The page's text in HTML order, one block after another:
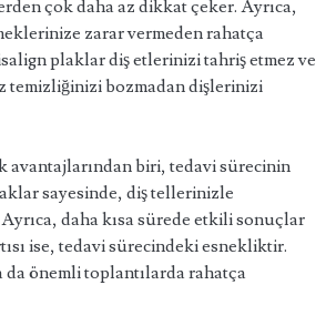
çok daha az dikkat çeker. Ayrıca,
zarar vermeden rahatça
plaklar diş etlerinizi tahriş etmez ve
temizliğinizi bozmadan dişlerinizi
avantajlarından biri, tedavi sürecinin
sayesinde, diş tellerinizle
daha kısa sürede etkili sonuçlar
ise, tedavi sürecindeki esnekliktir.
da önemli toplantılarda rahatça